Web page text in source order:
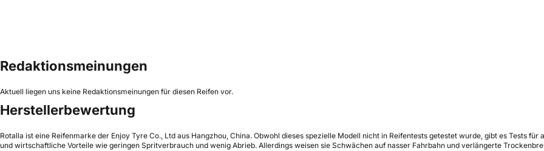
Redaktionsmeinungen
Aktuell liegen uns keine Redaktionsmeinungen für diesen Reifen vor.
Herstellerbewertung
Rotalla ist eine Reifenmarke der Enjoy Tyre Co., Ltd aus Hangzhou, China. Obwohl dieses spezielle Modell nicht in Reifentests getestet wurde, gibt es Tests
und wirtschaftliche Vorteile wie geringen Spritverbrauch und wenig Abrieb. Allerdings weisen sie Schwächen auf nasser Fahrbahn und verlängerte